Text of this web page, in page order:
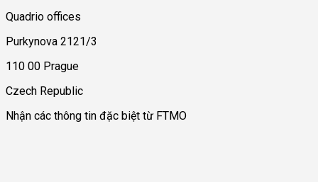
Quadrio offices
Purkynova 2121/3
110 00 Prague
Czech Republic
Nhận các thông tin đặc biệt từ FTMO